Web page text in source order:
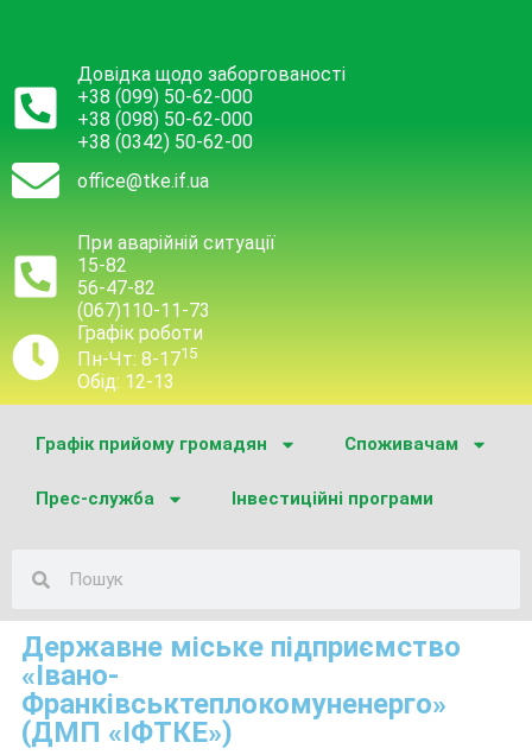
Довідка щодо заборгованості
+38 (099) 50-62-000
+38 (098) 50-62-000
+38 (0342) 50-62-00
office@tke.if.ua
При аварійній ситуації
15-82
56-47-82
(067)110-11-73
Графік роботи
Пн-Чт: 8-1715
Обід: 12-13
Графік прийому громадян Споживачам
Прес-служба Інвестиційні програми
Державне міське підприємство
«Івано-
Франківськтеплокомуненерго»
(ДМП «ІФТКЕ»)